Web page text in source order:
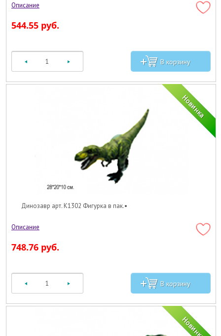
544.55 руб.
Динозавр арт. K1302 Фигурка в пак.•
748.76 руб.